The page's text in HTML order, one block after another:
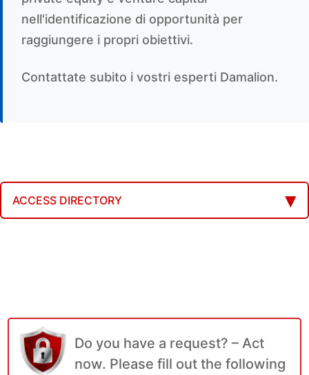
nell'identificazione di opportunità per
raggiungere i propri obiettivi.
Contattate subito i vostri esperti Damalion.
ACCESS DIRECTORY
Do you have a request? – Act
now. Please fill out the following